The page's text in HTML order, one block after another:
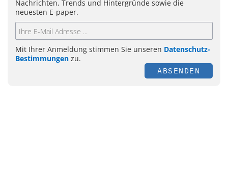
Nachrichten, Trends und Hintergründe sowie die
neuesten E-paper.
Mit Ihrer Anmeldung stimmen Sie unseren Datenschutz-
Bestimmungen zu.
ABSENDEN